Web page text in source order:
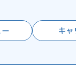
キャ